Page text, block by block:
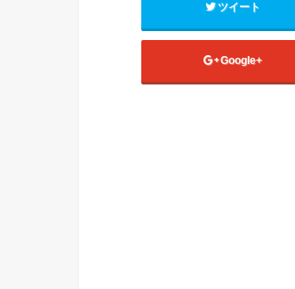
ツイート
Google+